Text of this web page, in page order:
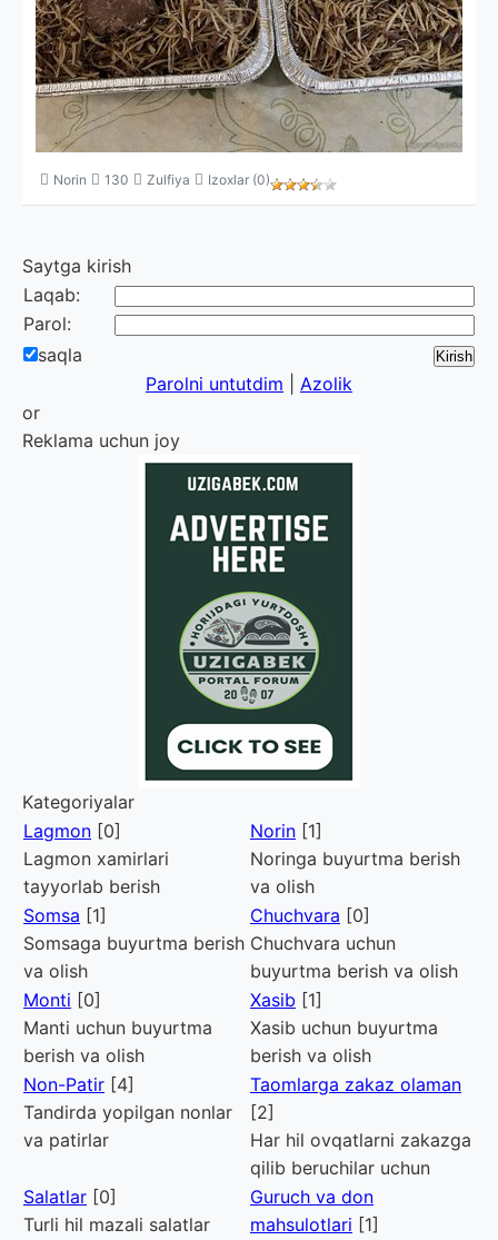
Norin 130 Zulfiya Izoxlar (0)
Saytga kirish
Laqab:
Parol:
saqla
Parolni untutdim
Azolik
or
Reklama uchun joy
Kategoriyalar
Lagmon [0]
Lagmon xamirlari
tayyorlab berish
Norin [1]
Noringa buyurtma berish
va olish
Somsa [1]
Somsaga buyurtma berish
va olish
Chuchvara [0]
Chuchvara uchun
buyurtma berish va olish
Monti [0]
Manti uchun buyurtma
berish va olish
Xasib [1]
Xasib uchun buyurtma
berish va olish
Non-Patir [4]
Tandirda yopilgan nonlar
va patirlar
Taomlarga zakaz olaman
[2]
Har hil ovqatlarni zakazga
qilib beruchilar uchun
Salatlar [0]
Turli hil mazali salatlar
Guruch va don
mahsulotlari [1]